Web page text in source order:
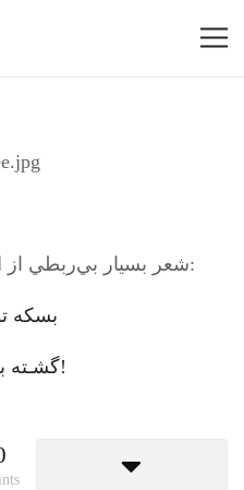
شعر بسيار بي‌ربطي ازهست كه مي‌گويد:
بسكه
گشـته به خلقـت‌كـنِ تو، عرصـه تـنگ!